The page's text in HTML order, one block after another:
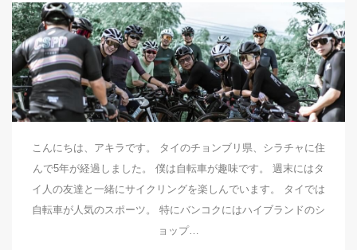
こんにちは、アキラです。 タイのチョンブリ県、シラチャに住
んで5年が経過しました。 僕は自転車が趣味です。 週末にはタ
イ人の友達と一緒にサイクリングを楽しんでいます。 タイでは
自転車が人気のスポーツ。 特にバンコクにはハイブランドのシ
ョップ…